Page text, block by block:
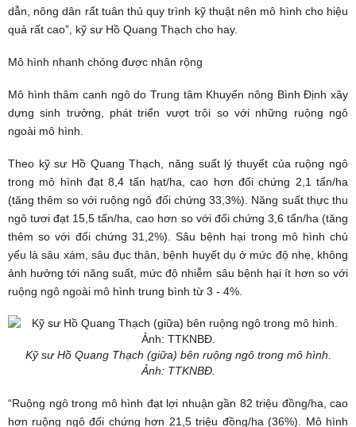
dẫn, nông dân rất tuân thủ quy trình kỹ thuật nên mô hình cho hiệu
quả rất cao”, kỹ sư Hồ Quang Thạch cho hay.
Mô hình nhanh chóng được nhân rộng
Mô hình thâm canh ngô do Trung tâm Khuyến nông Bình Định xây
dựng sinh trưởng, phát triển vượt trội so với những ruộng ngô
ngoài mô hình.
Theo kỹ sư Hồ Quang Thạch, năng suất lý thuyết của ruộng ngô
trong mô hình đạt 8,4 tấn hạt/ha, cao hơn đối chứng 2,1 tấn/ha
(tăng thêm so với ruộng ngô đối chứng 33,3%). Năng suất thực thu
ngô tươi đạt 15,5 tấn/ha, cao hơn so với đối chứng 3,6 tấn/ha (tăng
thêm so với đối chứng 31,2%). Sâu bệnh hại trong mô hình chủ
yếu là sâu xám, sâu đục thân, bệnh huyết dụ ở mức độ nhẹ, không
ảnh hưởng tới năng suất, mức độ nhiễm sâu bệnh hại ít hơn so với
ruộng ngô ngoài mô hình trung bình từ 3 - 4%.
Kỹ sư Hồ Quang Thạch (giữa) bên ruộng ngô trong mô hình.
Ảnh: TTKNBĐ.
“Ruộng ngô trong mô hình đạt lợi nhuận gần 82 triệu đồng/ha, cao
hơn ruộng ngô đối chứng hơn 21,5 triệu đồng/ha (36%). Mô hình